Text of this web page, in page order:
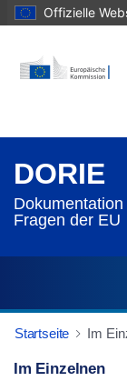
Offizielle
DORIE
Fragen der EU
Startseite Im
Im Einzelnen